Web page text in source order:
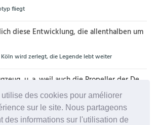
des cookies pour améliorer
sur le site. Nous partageons
des informations sur l'utilisation de
fliegt
diese Entwicklung, die allenthalben um
wird zerlegt, die Legende lebt weiter
u. a. weil auch die Propeller der De...
DX mit DeltaHawk-Motoren
danke für die Nachricht. Ich meine,da...